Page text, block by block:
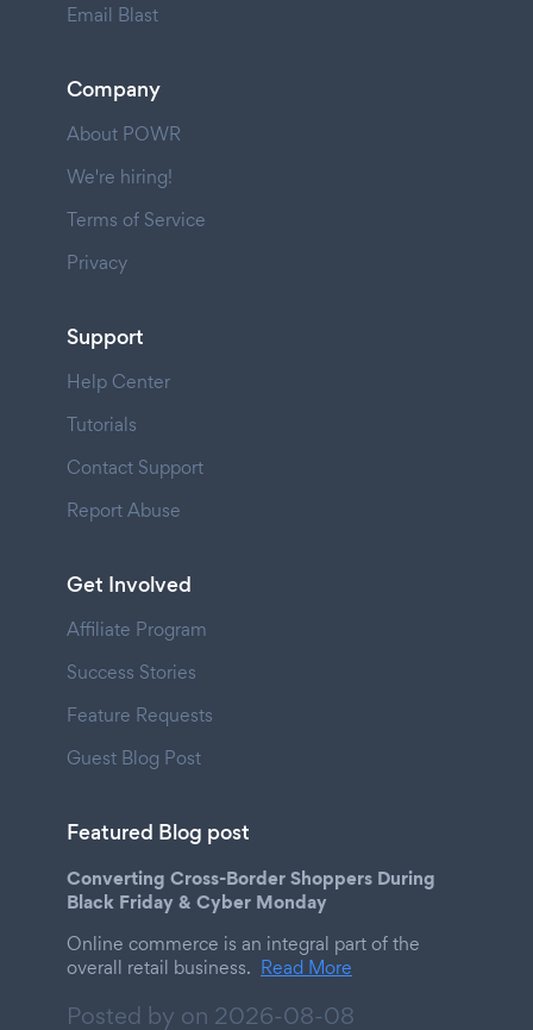
Email Blast
Company
About POWR
We're hiring!
Terms of Service
Privacy
Support
Help Center
Tutorials
Contact Support
Report Abuse
Get Involved
Affiliate Program
Success Stories
Feature Requests
Guest Blog Post
Featured Blog post
Converting Cross-Border Shoppers During
Black Friday & Cyber Monday
Online commerce is an integral part of the
overall retail business. Read More
Posted by on 2026-08-08